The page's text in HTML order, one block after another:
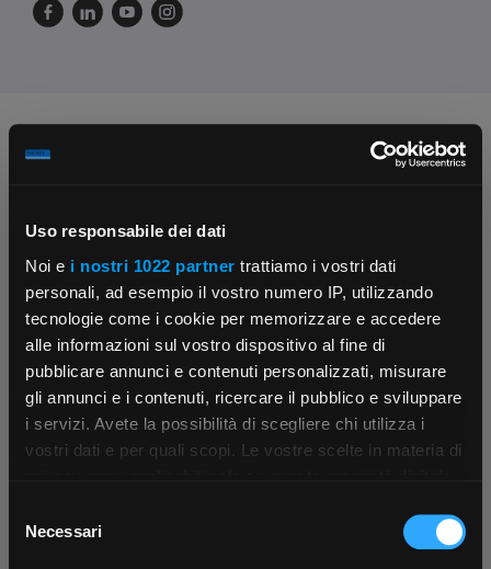
Uso responsabile dei dati
Noi e i nostri 1022 partner trattiamo i vostri dati
personali, ad esempio il vostro numero IP, utilizzando
tecnologie come i cookie per memorizzare e accedere
alle informazioni sul vostro dispositivo al fine di
pubblicare annunci e contenuti personalizzati, misurare
gli annunci e i contenuti, ricercare il pubblico e sviluppare
i servizi. Avete la possibilità di scegliere chi utilizza i
vostri dati e per quali scopi. Le vostre scelte in materia di
modificare o revocare il proprio consenso in qualsiasi
momento dalla Dichiarazione sui cookie o facendo clic
delNecessari
×
App Rexel Italia
Chiedi ai nostri tecnici
Parla con il customer care dedicato Ti affiancheremo passo dopo passo